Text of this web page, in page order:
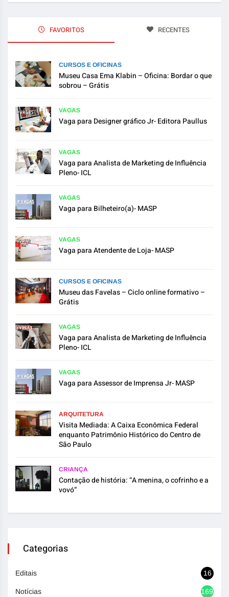
FAVORITOS RECENTES
CURSOS E OFICINAS
Museu Casa Ema Klabin – Oficina: Bordar o que
sobrou – Grátis
VAGAS
Vaga para Designer gráfico Jr- Editora Paullus
VAGAS
Vaga para Analista de Marketing de Influência
Pleno- ICL
VAGAS
Vaga para Bilheteiro(a)- MASP
VAGAS
Vaga para Atendente de Loja- MASP
CURSOS E OFICINAS
Museu das Favelas – Ciclo online formativo –
Grátis
VAGAS
Vaga para Analista de Marketing de Influência
Pleno- ICL
VAGAS
Vaga para Assessor de Imprensa Jr- MASP
ARQUITETURA
Visita Mediada: A Caixa Econômica Federal
enquanto Patrimônio Histórico do Centro de
São Paulo
CRIANÇA
Contação de história: “A menina, o cofrinho e a
vovó”
Categorias
Editais 16
Notícias 1692